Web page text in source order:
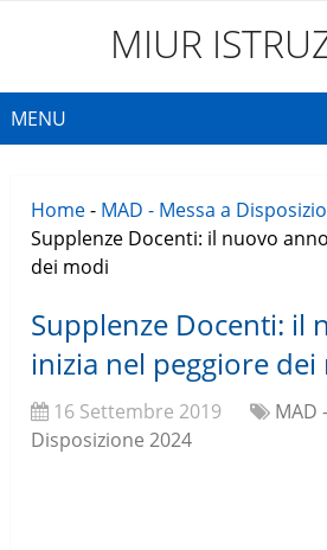
MIUR
MENU
Home- MAD - Messa a
Supplenze Docenti: il nuovo
dei modi
Supplenze Docenti: il
inizia nel peggiore
16 Settembre 2019
MAD
Disposizione 2024